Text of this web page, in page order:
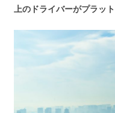
上のドライバーがプラッ